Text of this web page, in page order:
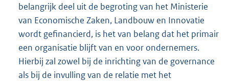
belangrijk deel uit de begroting van het Ministerie
van Economische Zaken, Landbouw en Innovatie
wordt gefinancierd, is het van belang dat het primair
een organisatie blijft van en voor ondernemers.
Hierbij zal zowel bij de inrichting van de governance
als bij de invulling van de relatie met het